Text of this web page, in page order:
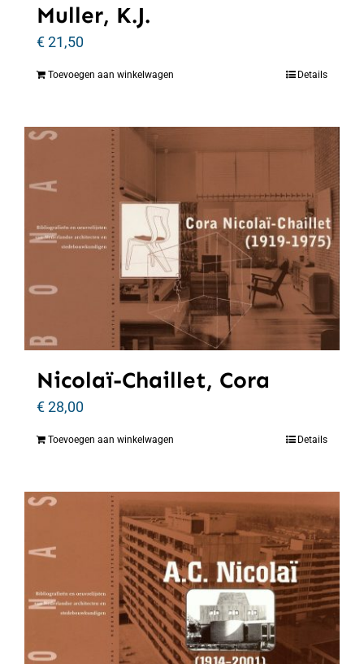
Muller, K.J.
€21,50
Toevoegen aan winkelwagen Details
Nicolaï-Chaillet, Cora
€28,00
Toevoegen aan winkelwagen Details